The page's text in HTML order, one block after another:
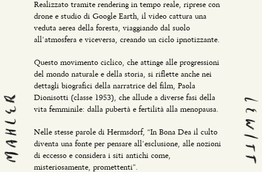
Realizzato tramite rendering in tempo reale, riprese con
drone e studio di Google Earth, il video cattura una
veduta aerea della foresta, viaggiando dal suolo
all’atmosfera e viceversa, creando un ciclo ipnotizzante.
Questo movimento ciclico, che attinge alle progressioni
del mondo naturale e della storia, si riflette anche nei
dettagli biografici della narratrice del film, Paola
Dionisotti (classe 1953), che allude a diverse fasi della
vita femminile: dalla pubertà e fertilità alla menopausa.
Nelle stesse parole di Hermsdorf, “In Bona Dea il culto
diventa una fonte per pensare all’esclusione, alle nozioni
di eccesso e considera i siti antichi come,
misteriosamente, promettenti”.